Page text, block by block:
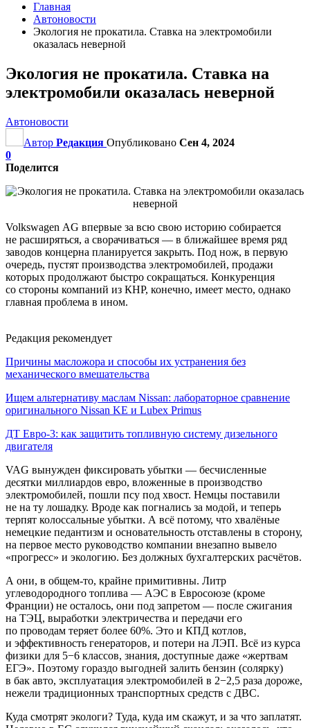
Главная
Автоновости
Экология не прокатила. Ставка на электромобили
оказалась неверной
Экология не прокатила. Ставка на
электромобили оказалась неверной
Автоновости
Автор Редакция Опубликовано Сен 4, 2024
0
Поделится
Volkswagen AG впервые за всю свою историю собирается
не расширяться, а сворачиваться — в ближайшее время ряд
заводов концерна планируется закрыть. Под нож, в первую
очередь, пустят производства электромобилей, продажи
которых продолжают быстро сокращаться. Конкуренция
со стороны компаний из КНР, конечно, имеет место, однако
главная проблема в ином.
Редакция рекомендует
Причины масложора и способы их устранения без
механического вмешательства
Ищем альтернативу маслам Nissan: лабораторное сравнение
оригинального Nissan KE и Lubex Primus
ДТ Евро-3: как защитить топливную систему дизельного
двигателя
VAG вынужден фиксировать убытки — бесчисленные
десятки миллиардов евро, вложенные в производство
электромобилей, пошли псу под хвост. Немцы поставили
не на ту лошадку. Вроде как погнались за модой, и теперь
терпят колоссальные убытки. А всё потому, что хвалёные
немецкие педантизм и основательность отставлены в сторону,
на первое место руководство компании внезапно вывело
«прогресс» и экологию. Без должных бухгалтерских расчётов.
А они, в общем-то, крайне примитивны. Литр
углеводородного топлива — АЭС в Евросоюзе (кроме
Франции) не осталось, они под запретом — после сжигания
на ТЭЦ, выработки электричества и передачи его
по проводам теряет более 60%. Это и КПД котлов,
и эффективность генераторов, и потери на ЛЭП. Всё из курса
физики для 5−6 классов, знания, доступные даже «жертвам
ЕГЭ». Поэтому гораздо выгодней залить бензин (солярку)
в бак авто, эксплуатация электромобилей в 2−2,5 раза дороже,
нежели традиционных транспортных средств с ДВС.
Куда смотрят экологи? Туда, куда им скажут, и за что заплатят.